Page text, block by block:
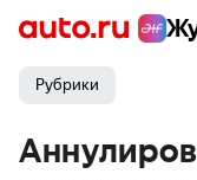
Рубрики